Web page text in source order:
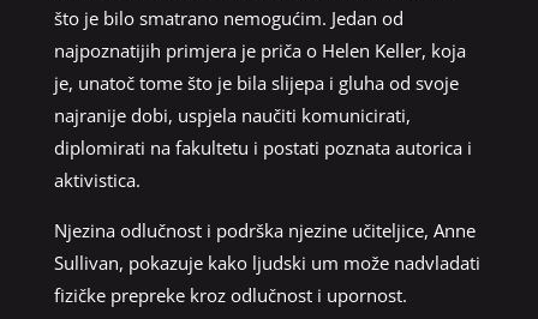
što je bilo smatrano nemogućim. Jedan od
najpoznatijih primjera je priča o Helen Keller, koja
je, unatoč tome što je bila slijepa i gluha od svoje
najranije dobi, uspjela naučiti komunicirati,
diplomirati na fakultetu i postati poznata autorica i
aktivistica.
Njezina odlučnost i podrška njezine učiteljice, Anne
Sullivan, pokazuje kako ljudski um može nadvladati
fizičke prepreke kroz odlučnost i upornost.